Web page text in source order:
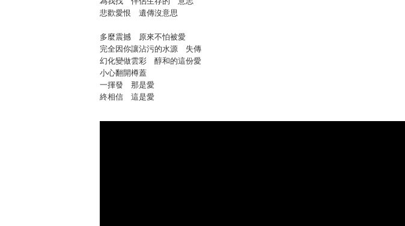
悲歡愛恨 遺傳沒意思
多麼震撼 原來不怕被愛
完全因你讓沾污的水源 失傳
幻化變做雲彩 醇和的這份愛
小心翻開樽蓋
一揮發 那是愛
終相信 這是愛